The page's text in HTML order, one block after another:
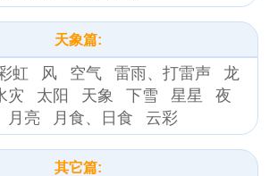
天象篇:
虹 风 空气 雷雨、打雷声
龙
灾 太阳 天象 下雪 星星
夜
月亮 月食、日食 云彩
其它篇: